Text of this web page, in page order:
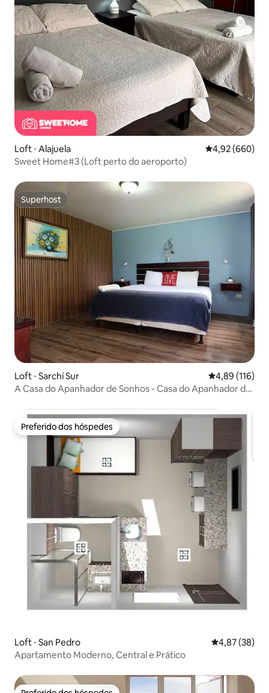
Loft ⋅ Alajuela 4,92 de uma
4,92 (660)
Sweet Home#3 (Loft perto do aeroporto)
Superhost
Superhost
Loft ⋅ Sarchí Sur 4,89 de uma
4,89 (116)
A Casa do Apanhador de Sonhos - Casa do Apanhador de
Preferido dos hóspedes
Preferido dos hóspedes
Loft ⋅ San Pedro 4,87 de uma
4,87 (38)
Apartamento Moderno, Central e Prático